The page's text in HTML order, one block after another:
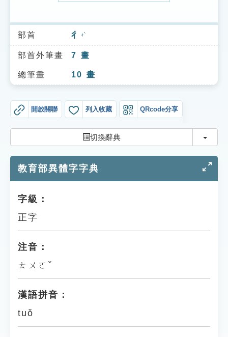
索引選單
知識索引
單字索引
貓頭鷹博士
部首 彳 ㄔˋ
部首外筆畫 7 畫
總筆畫 10 畫
開啟關聯 列入收藏 QRcode分享
切換辭典 切換
教育部異體字字典
字級：
正字
注音：
ㄊㄨㄛˇ
漢語拼音：
tuǒ